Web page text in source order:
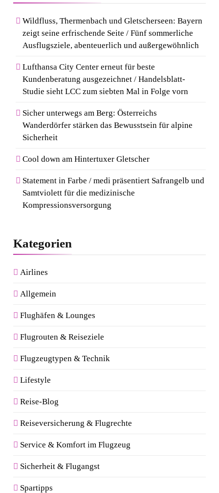
Wildfluss, Thermenbach und Gletscherseen: Bayern
zeigt seine erfrischende Seite / Fünf sommerliche
Ausflugsziele, abenteuerlich und außergewöhnlich
Lufthansa City Center erneut für beste
Kundenberatung ausgezeichnet / Handelsblatt-
Studie sieht LCC zum siebten Mal in Folge vorn
Sicher unterwegs am Berg: Österreichs
Wanderdörfer stärken das Bewusstsein für alpine
Sicherheit
Cool down am Hintertuxer Gletscher
Statement in Farbe / medi präsentiert Safrangelb und
Samtviolett für die medizinische
Kompressionsversorgung
Kategorien
Airlines
Allgemein
Flughäfen & Lounges
Flugrouten & Reiseziele
Flugzeugtypen & Technik
Lifestyle
Reise-Blog
Reiseversicherung & Flugrechte
Service & Komfort im Flugzeug
Sicherheit & Flugangst
Spartipps